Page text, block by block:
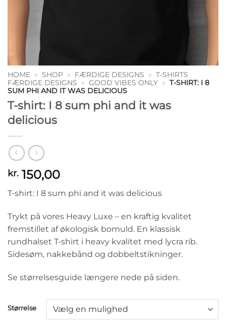
HOME » SHOP » FÆRDIGE DESIGNS » T-SHIRTS
FÆRDIGE DESIGNS
» GOOD VIBES ONLY » T-SHIRT: I 8
SUM PHI AND IT WAS DELICIOUS
T-shirt: I 8 sum phi and it was
delicious
kr. 150,00
T-shirt: I 8 sum phi and it was delicious
Trykt på vores Heavy Luxe – en kraftig kvalitet
fremstillet af økologisk bomuld. En klassisk
rundhalset T-shirt i heavy kvalitet med lycra rib.
Sidesøm, nakkebånd og dobbeltstikninger.
Se størrelsesguide længere nede på siden.
Størrelse